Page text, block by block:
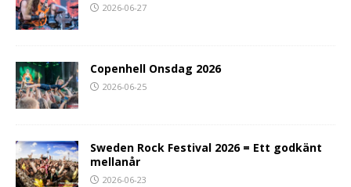
2026-06-27
Copenhell Onsdag 2026
2026-06-25
Sweden Rock Festival 2026 = Ett godkänt
mellanår
2026-06-23